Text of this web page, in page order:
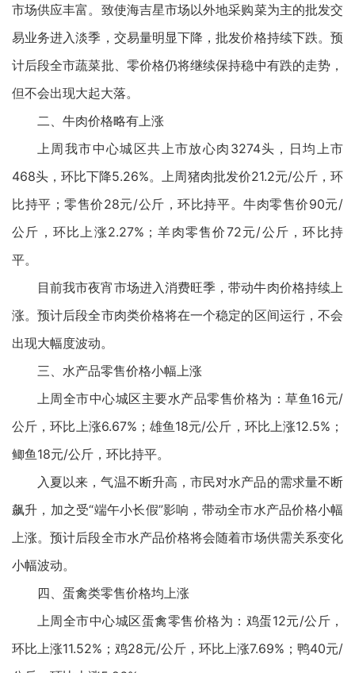
市场供应丰富。致使海吉星市场以外地采购菜为主的批发交
易业务进入淡季，交易量明显下降，批发价格持续下跌。预
计后段全市蔬菜批、零价格仍将继续保持稳中有跌的走势，
但不会出现大起大落。
二、牛肉价格略有上涨
上周我市中心城区共上市放心肉3274头，日均上市
468头，环比下降5.26%。上周猪肉批发价21.2元/公斤，环
比持平；零售价28元/公斤，环比持平。牛肉零售价90元/
公斤，环比上涨2.27%；羊肉零售价72元/公斤，环比持
平。
目前我市夜宵市场进入消费旺季，带动牛肉价格持续上
涨。预计后段全市肉类价格将在一个稳定的区间运行，不会
出现大幅度波动。
三、水产品零售价格小幅上涨
上周全市中心城区主要水产品零售价格为：草鱼16元/
公斤，环比上涨6.67%；雄鱼18元/公斤，环比上涨12.5%；
鲫鱼18元/公斤，环比持平。
入夏以来，气温不断升高，市民对水产品的需求量不断
飙升，加之受“端午小长假”影响，带动全市水产品价格小幅
上涨。预计后段全市水产品价格将会随着市场供需关系变化
小幅波动。
四、蛋禽类零售价格均上涨
上周全市中心城区蛋禽零售价格为：鸡蛋12元/公斤，
环比上涨11.52%；鸡28元/公斤，环比上涨7.69%；鸭40元/